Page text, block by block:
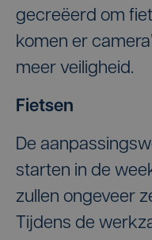
gecreëerd om
komen er
meer veiligheid.
Fietsen
De
starten in de
zullen ongeveer
Tijdens de